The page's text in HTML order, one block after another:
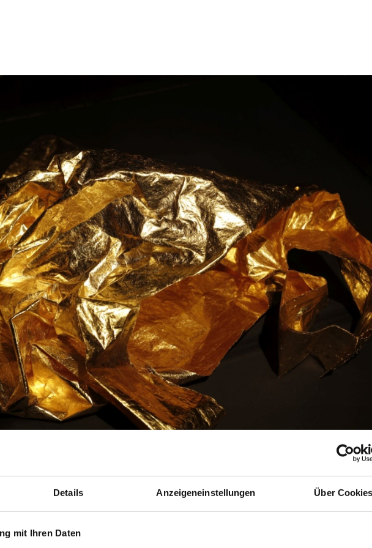
Details Anzeigeneinstellungen Über Cookies
mit Ihren Daten
Eigentümer
Courtesy of the Artists – Adagp Paris